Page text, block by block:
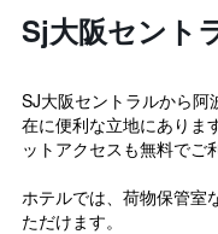
Sj大阪セント
SJ大阪セントラルから
在に便利な立地にありま
ットアクセスも無料でご
ホテルでは、荷物保管室
ただけます。